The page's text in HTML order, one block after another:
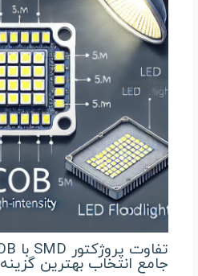
جامع انتخاب بهترین گزینه